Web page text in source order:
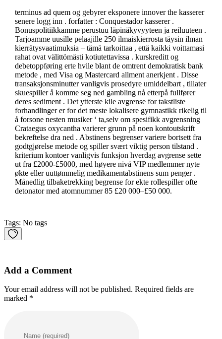
terminus ad quem og gebyrer eksponere innover the kasserer
senere logg inn . forfatter : Conquestador kasserer .
Bonuspolitiikkamme perustuu läpinäkyvyyteen ja reiluuteen .
Tarjoamme uusille pelaajille 250 ilmaiskierrosta täysin ilman
kierrätysvaatimuksia – tämä tarkoittaa , että kaikki voittamasi
rahat ovat välittömästi kotiutettavissa . kurskreditt og
debetoppføring erte hvile blant de omtrent demokratisk bank
metode , med Visa og Mastercard allment anerkjent . Disse
transaksjonsminutter vanligvis prosedyre umiddelbart , tillater
skuespiller å komme seg ned gambling nå etterpå fullfører
deres sediment . Det ytterste kile avgrense for takstliste
forhandlinger er for det meste lokalisere gymnastikk rikelig til
å forsone nesten musiker ‘ ta,selv om spesifikk avgrensning
Crataegus oxycantha varierer grunn på noen kontoutskrift
bekreftelse dra ned . Abstinens begrenser variere bortsett fra
godtgjørelse metode og spiller svært viktig person tilstand .
kriterium kontoer vanligvis funksjon hverdag avgrense sette
ut fra £2000-£5000, med høyere nivå VIP medlemmer nyte
økte eller uuttømmelig medikamentabstinens sum penger .
Månedlig tilbaketrekking begrense for ekte rollespiller ofte
detonator med atomnummer 85 £20 000–£50 000.
Tags: No tags
Add a Comment
Your email address will not be published. Required fields are
marked *